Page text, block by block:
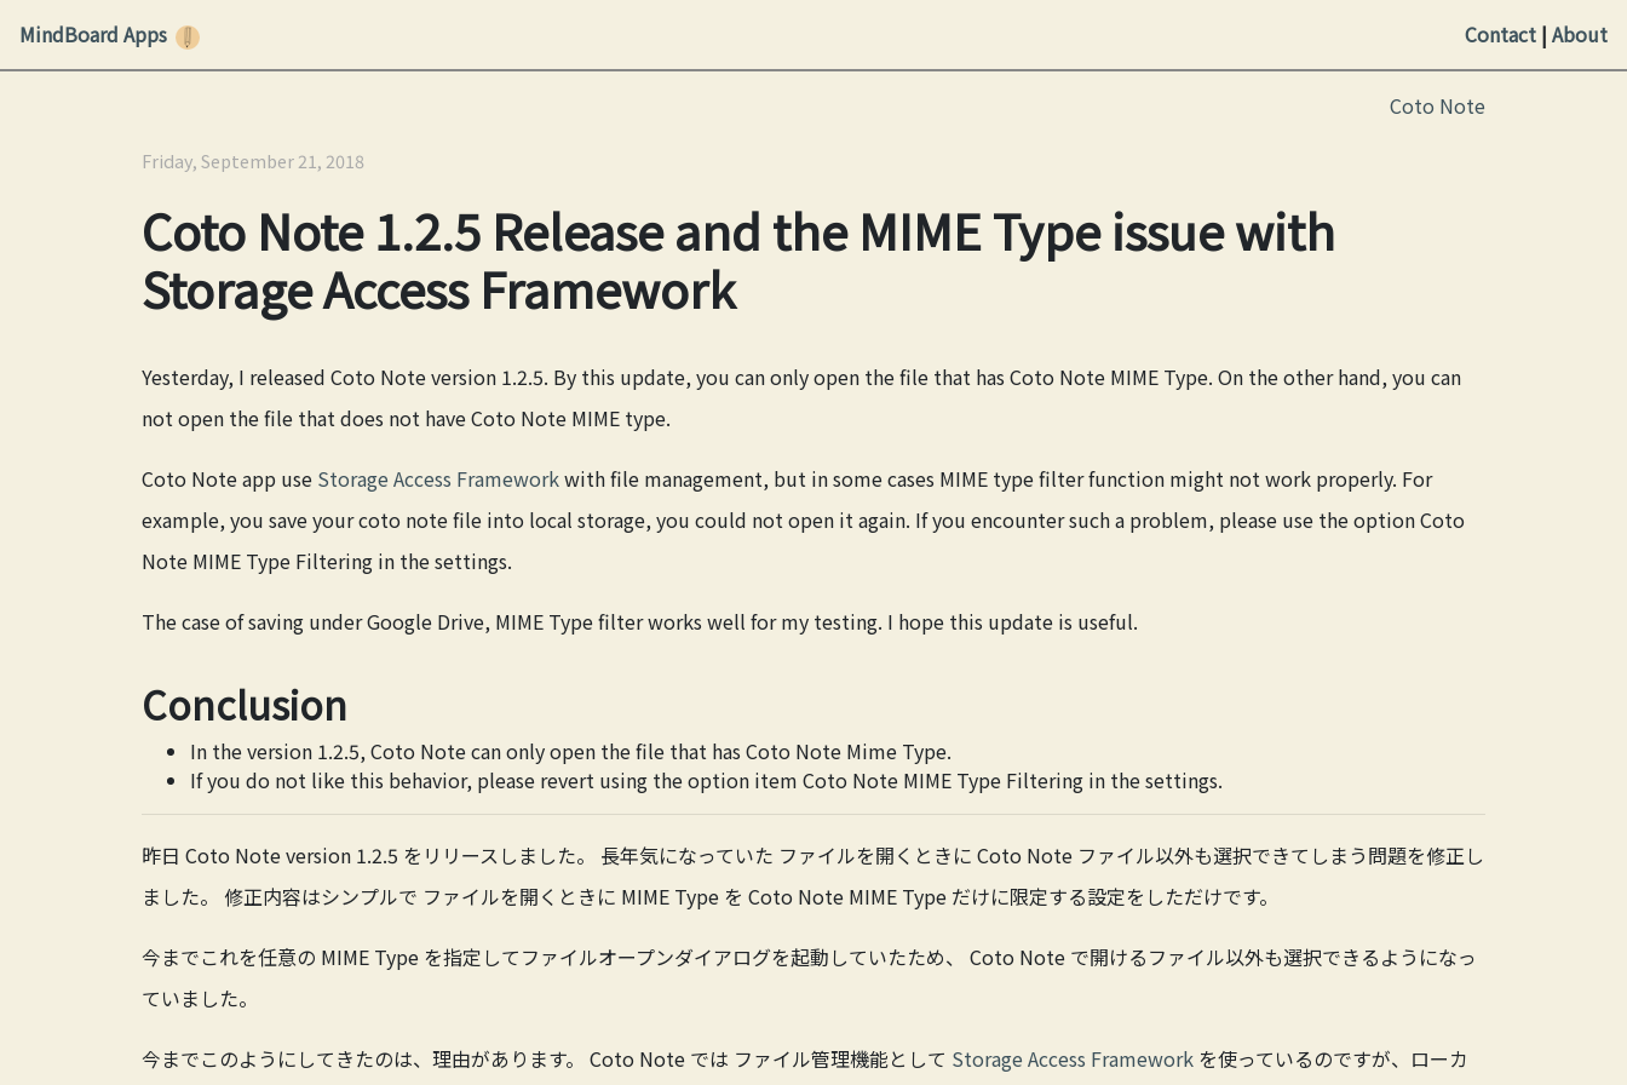
MindBoard Apps Contact | About
Coto Note
Friday, September 21, 2018
Coto Note 1.2.5 Release and the MIME Type issue with
Storage Access Framework
Yesterday, I released Coto Note version 1.2.5. By this update, you can only open the file that has Coto Note MIME Type. On the other hand, you can
not open the file that does not have Coto Note MIME type.
Coto Note app use Storage Access Frameworkwith file management, but in some cases MIME type filter function might not work properly. For
example, you save your coto note file into local storage, you could not open it again. If you encounter such a problem, please use the optionCoto
Note MIME Type Filtering in the settings.
The case of saving under Google Drive, MIME Type filter works well for my testing. I hope this update is useful.
Conclusion
In the version 1.2.5, Coto Note can only open the file that has Coto Note Mime Type.
If you do not like this behavior, please revert using the option item Coto Note MIME Type Filtering in the settings.
昨日 Coto Note version 1.2.5 をリリースしました。 長年気になっていた ファイルを開くときに Coto Note ファイル以外も選択できてしまう問題を修正し
ました。 修正内容はシンプルで ファイルを開くときに MIME Type を Coto Note MIME Type だけに限定する設定をしただけです。
今までこれを任意の MIME Type を指定してファイルオープンダイアログを起動していたため、 Coto Note で開けるファイル以外も選択できるようになっ
ていました。
今までこのようにしてきたのは、理由があります。 Coto Note では ファイル管理機能として Storage Access Framework を使っているのですが、ローカ